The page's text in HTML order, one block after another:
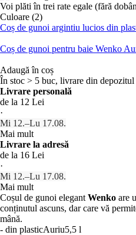
Voi plăti în trei rate egale (fără
Culoare (2)
Coș de gunoi argintiu lucios din
Coș de gunoi pentru baie Wenko
Adaugă în coș
În stoc > 5 buc, livrare din
Livrare personală
de la 12 Lei
·
Mi 12.–Lu 17.08.
Mai mult
Livrare la adresă
de la 16 Lei
·
Mi 12.–Lu 17.08.
Mai mult
Coșul de gunoi elegant Wenko are
conținutul ascuns, dar care vă
mână.
- din plasticAuriu5,5 l